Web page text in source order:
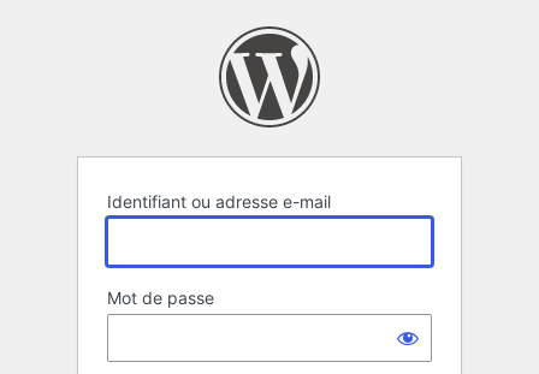
Identifiant ou adresse e-mail
Mot de passe